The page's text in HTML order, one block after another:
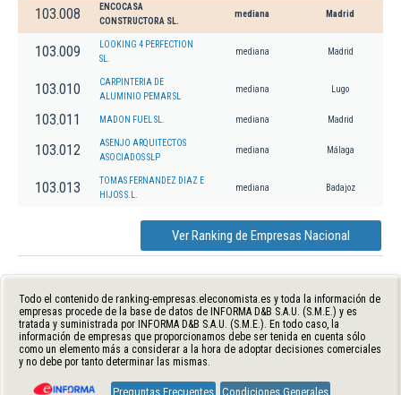
103.008
ENCOCASA
CONSTRUCTORA SL.
mediana Madrid
103.009
LOOKING 4 PERFECTION
SL.
mediana Madrid
103.010
CARPINTERIA DE
ALUMINIO PEMAR SL
mediana Lugo
103.011 MADON FUEL SL. mediana Madrid
103.012
ASENJO ARQUITECTOS
ASOCIADOS SLP
mediana Málaga
103.013
TOMAS FERNANDEZ DIAZ E
HIJOS S.L.
mediana Badajoz
Ver Ranking de Empresas Nacional
Todo el contenido de ranking-empresas.eleconomista.es y toda la información de
empresas procede de la base de datos de INFORMA D&B S.A.U. (S.M.E.) y es
tratada y suministrada por INFORMA D&B S.A.U. (S.M.E.). En todo caso, la
información de empresas que proporcionamos debe ser tenida en cuenta sólo
como un elemento más a considerar a la hora de adoptar decisiones comerciales
y no debe por tanto determinar las mismas.
Preguntas Frecuentes Condiciones Generales